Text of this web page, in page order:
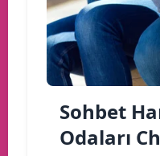
Sohbet
Odaları